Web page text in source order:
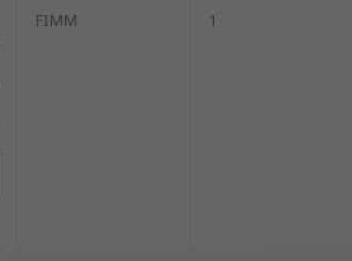
FIMM 1